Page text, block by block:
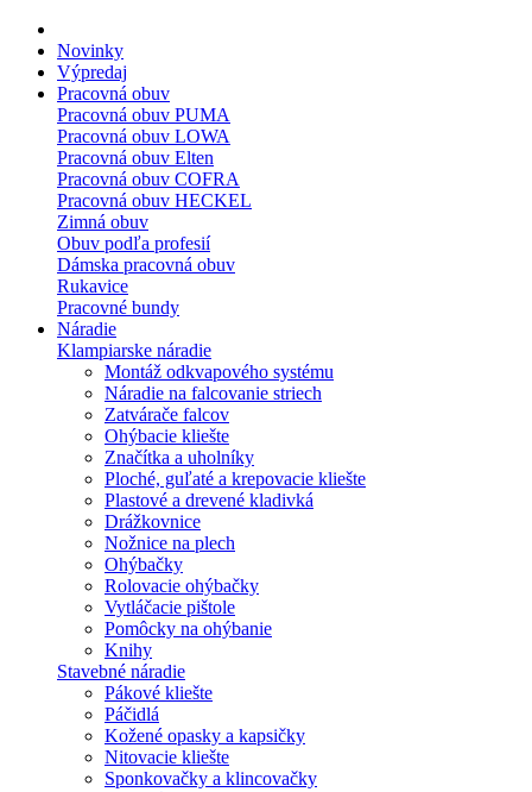
Novinky
Výpredaj
Pracovná obuv
Pracovná obuv PUMA
Pracovná obuv LOWA
Pracovná obuv Elten
Pracovná obuv COFRA
Pracovná obuv HECKEL
Zimná obuv
Obuv podľa profesií
Dámska pracovná obuv
Rukavice
Pracovné bundy
Náradie
Klampiarske náradie
Montáž odkvapového systému
Náradie na falcovanie striech
Zatvárače falcov
Ohýbacie kliešte
Značítka a uholníky
Ploché, guľaté a krepovacie kliešte
Plastové a drevené kladivká
Drážkovnice
Nožnice na plech
Ohýbačky
Rolovacie ohýbačky
Vytláčacie pištole
Pomôcky na ohýbanie
Knihy
Stavebné náradie
Pákové kliešte
Páčidlá
Kožené opasky a kapsičky
Nitovacie kliešte
Sponkovačky a klincovačky